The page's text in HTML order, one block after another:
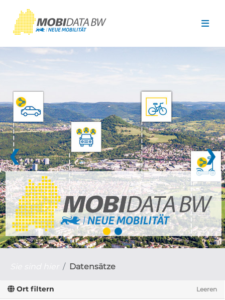
❮ ❯
Datensätze
Ort filtern Leeren